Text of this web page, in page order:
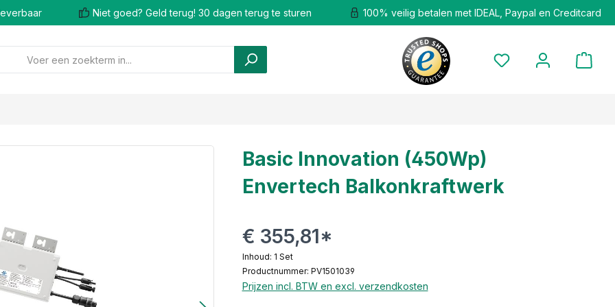
Niet goed? Geld terug! 30 dagen terug te sturen 100% veilig betalen met IDEAL, Paypal en Creditcard
Basic Innovation (450Wp)
Envertech Balkonkraftwerk
€ 355,81*
Inhoud: 1 Set
Productnummer: PV1501039
Prijzen incl. BTW en excl. verzendkosten